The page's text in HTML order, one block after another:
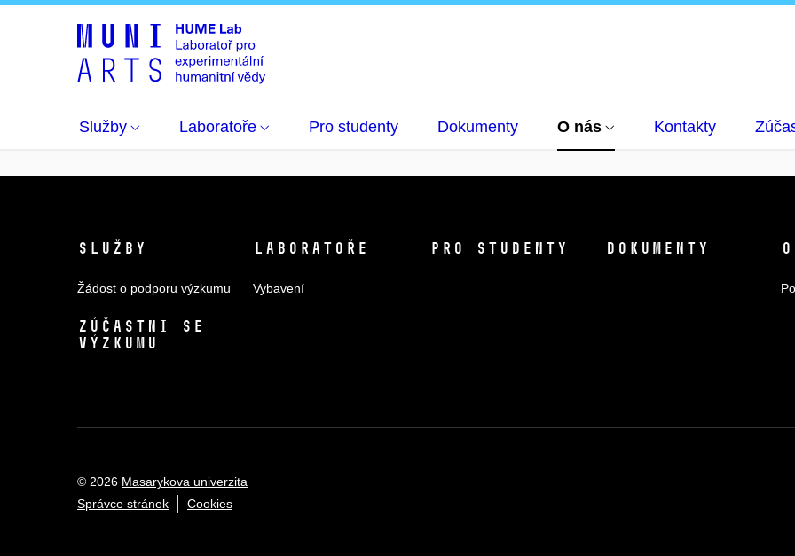
Služby Laboratoře Pro studenty Dokumenty O nás Kontakty
Služby
Žádost o podporu výzkumu
Laboratoře
Vybavení
Pro studenty Dokumenty
Zúčastni se
výzkumu
© 2026 Masarykova univerzita
Správce stránek
Cookies